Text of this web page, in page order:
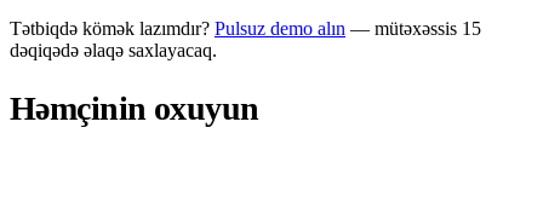
Tətbiqdə kömək lazımdır? Pulsuz demo alın — mütəxəssis 15
dəqiqədə əlaqə saxlayacaq.
Həmçinin oxuyun